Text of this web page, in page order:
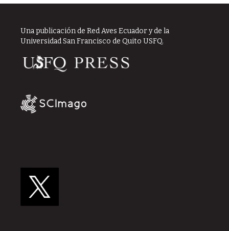
Una publicación de Red Aves Ecuador y de la
Universidad San Francisco de Quito USFQ.